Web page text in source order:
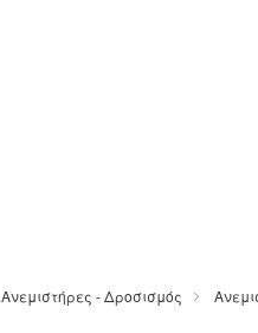
Ανεμιστήρες - Δροσισμός